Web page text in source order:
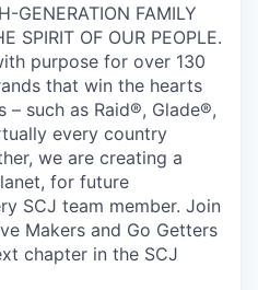
GENERATION FAMILY
SPIRIT OF OUR PEOPLE.
purpose for over 130
that win the hearts
– such as Raid®, Glade®,
every country
we are creating a
for future
SCJ team member. Join
Makers and Go Getters
chapter in the SCJ